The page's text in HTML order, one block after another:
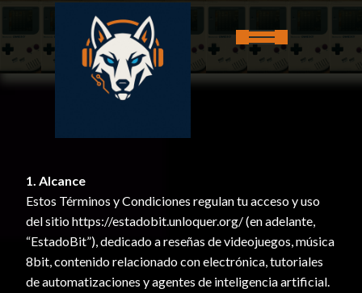
1. Alcance
Estos Términos y Condiciones regulan tu acceso y uso
del sitio https://estadobit.unloquer.org/ (en adelante,
“EstadoBit”), dedicado a reseñas de videojuegos, música
8bit, contenido relacionado con electrónica, tutoriales
de automatizaciones y agentes de inteligencia artificial.